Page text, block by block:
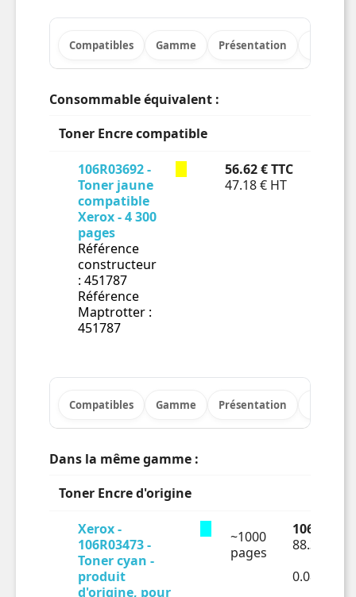
Compatibles Gamme Présentation
Consommable équivalent :
Toner Encre compatible
106R03692 -
Toner jaune
compatible
Xerox - 4 300
pages
Référence
constructeur
: 451787
Référence
Maptrotter :
451787
56.62 € TTC
47.18 € HT
Compatibles Gamme Présentation
Dans la même gamme :
Toner Encre d'origine
Xerox -
106R03473 -
Toner cyan -
produit
d'origine, pour
~1000
pages
106.06 €
88.38 € HT
0.08838€